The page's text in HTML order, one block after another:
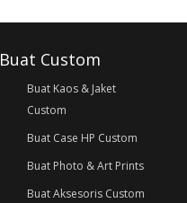
Buat Custom
Buat Kaos & Jaket
Custom
Buat Case HP Custom
Buat Photo & Art Prints
Buat Aksesoris Custom